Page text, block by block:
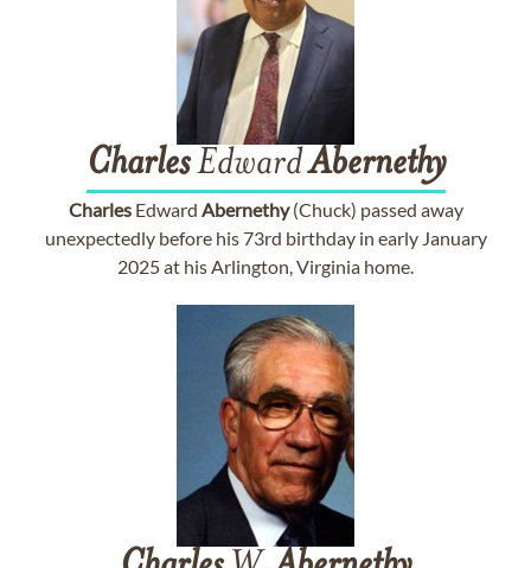
CharlesEdwardAbernethy
CharlesEdward Abernethy(Chuck) passed away
unexpectedly before his 73rd birthday in early January
2025 at his Arlington, Virginia home.